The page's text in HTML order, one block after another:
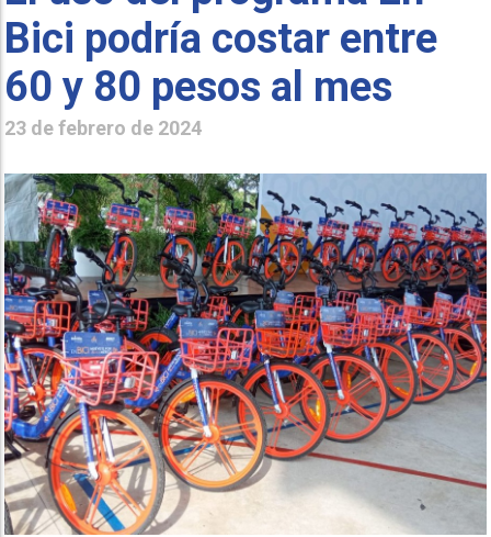
Bici podría costar entre
60 y 80 pesos al mes
23 de febrero de 2024